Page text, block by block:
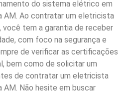
do sistema elétrico em
AM. Ao contratar um eletricista
tem a garantia de receber
com foco na segurança e
de verificar as certificações
bem como de solicitar um
de contratar um eletricista
AM. Não hesite em buscar